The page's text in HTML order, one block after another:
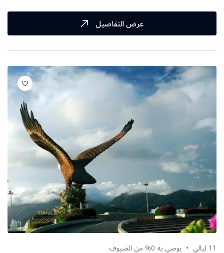
عرض التفاصيل
11 ليالي يوصي به 0% من الضيوف